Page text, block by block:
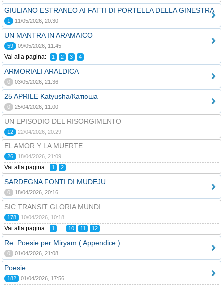
GIULIANO ESTRANEO AI FATTI DI PORTELLA DELLA GINESTRA
1 11/05/2026, 20:30
UN MANTRA IN ARAMAICO
59 09/05/2026, 11:45
Vai alla pagina: 1 2 3 4
ARMORIALI ARALDICA
0 03/05/2026, 21:36
25 APRILE Katyusha/Катюша
0 25/04/2026, 11:00
UN EPISODIO DEL RISORGIMENTO
12 22/04/2026, 20:29
EL AMOR Y LA MUERTE
26 18/04/2026, 21:09
Vai alla pagina: 1 2
SARDEGNA FONTI DI MUDEJU
0 18/04/2026, 20:16
SIC TRANSIT GLORIA MUNDI
178 10/04/2026, 10:18
Vai alla pagina: 1 ... 10 11 12
Re: Poesie per Miryam ( Appendice )
0 01/04/2026, 21:08
Poesie ...
182 01/04/2026, 17:56